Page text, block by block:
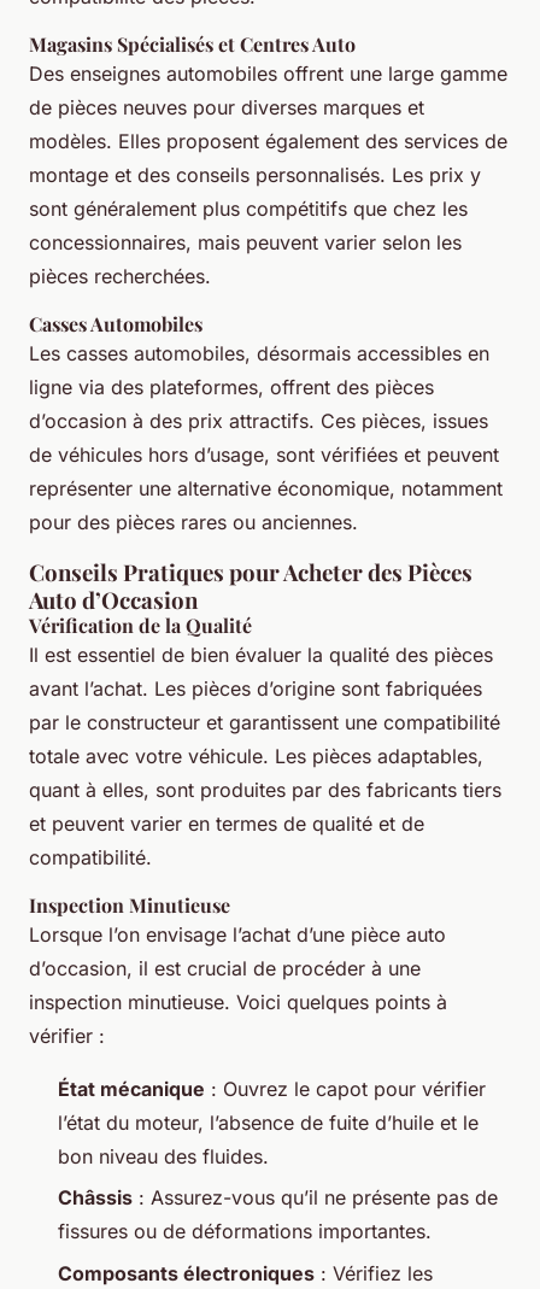
Magasins Spécialisés et Centres Auto
Des enseignes automobiles offrent une large gamme
de pièces neuves pour diverses marques et
modèles. Elles proposent également des services de
montage et des conseils personnalisés. Les prix y
sont généralement plus compétitifs que chez les
concessionnaires, mais peuvent varier selon les
pièces recherchées.
Casses Automobiles
Les casses automobiles, désormais accessibles en
ligne via des plateformes, offrent des pièces
d’occasion à des prix attractifs. Ces pièces, issues
de véhicules hors d’usage, sont vérifiées et peuvent
représenter une alternative économique, notamment
pour des pièces rares ou anciennes.
Conseils Pratiques pour Acheter des Pièces
Auto d’Occasion
Vérification de la Qualité
Il est essentiel de bien évaluer la qualité des pièces
avant l’achat. Les pièces d’origine sont fabriquées
par le constructeur et garantissent une compatibilité
totale avec votre véhicule. Les pièces adaptables,
quant à elles, sont produites par des fabricants tiers
et peuvent varier en termes de qualité et de
compatibilité.
Inspection Minutieuse
Lorsque l’on envisage l’achat d’une pièce auto
d’occasion, il est crucial de procéder à une
inspection minutieuse. Voici quelques points à
vérifier :
État mécanique : Ouvrez le capot pour vérifier
l’état du moteur, l’absence de fuite d’huile et le
bon niveau des fluides.
Châssis : Assurez-vous qu’il ne présente pas de
fissures ou de déformations importantes.
Composants électroniques : Vérifiez les